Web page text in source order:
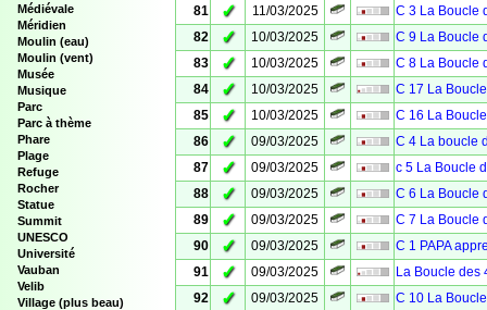
Médiévale
Méridien
Moulin (eau)
Moulin (vent)
Musée
Musique
Parc
Parc à thème
Phare
Plage
Refuge
Rocher
Statue
Summit
UNESCO
Université
Vauban
Velib
Village (plus beau)
81
✓ 11/03/2025
C 3 La Boucle
82
✓ 10/03/2025
C 9 La Boucle
83
✓ 10/03/2025
C 8 La Boucle
84
✓ 10/03/2025
C 17 La
85
✓ 10/03/2025
C 16 La
86
✓ 09/03/2025
C 4 La boucle
87
✓ 09/03/2025
c 5 La Boucle
88
✓ 09/03/2025
C 6 La Boucle
89
✓ 09/03/2025
C 7 La Boucle
90
✓ 09/03/2025
C 1 PAPA
91
✓ 09/03/2025
La Boucle des
92
✓ 09/03/2025
C 10 La